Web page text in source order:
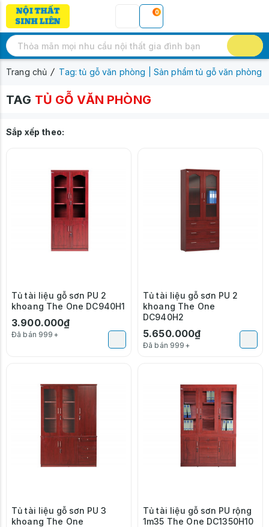
0
Trang chủ Tag: tủ gỗ văn phòng | Sản phẩm tủ gỗ văn phòng
TAG TỦ GỖ VĂN PHÒNG
Sắp xếp theo:
Tủ tài liệu gỗ sơn PU 2
khoang The One DC940H1
3.900.000₫
Đã bán 999+
Tủ tài liệu gỗ sơn PU 2
khoang The One
DC940H2
5.650.000₫
Đã bán 999+
Tủ tài liệu gỗ sơn PU 3
khoang The One
Tủ tài liệu gỗ sơn PU rộng
1m35 The One DC1350H10